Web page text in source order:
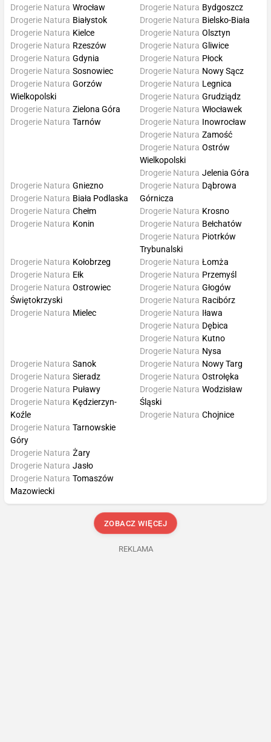
Drogerie Natura Wrocław
Drogerie Natura Bydgoszcz
Drogerie Natura Białystok
Drogerie Natura Kielce
Drogerie Natura Rzeszów
Drogerie Natura Gdynia
Drogerie Natura Bielsko-Biała
Drogerie Natura Olsztyn
Drogerie Natura Gliwice
Drogerie Natura Płock
Drogerie Natura Sosnowiec
Drogerie Natura Gorzów
Wielkopolski
Drogerie Natura Zielona Góra
Drogerie Natura Tarnów
Drogerie Natura Nowy Sącz
Drogerie Natura Legnica
Drogerie Natura Grudziądz
Drogerie Natura Włocławek
Drogerie Natura Inowrocław
Drogerie Natura Zamość
Drogerie Natura Ostrów
Wielkopolski
Drogerie Natura Jelenia Góra
Drogerie Natura Gniezno
Drogerie Natura Biała Podlaska
Drogerie Natura Chełm
Drogerie Natura Konin
Drogerie Natura Dąbrowa
Górnicza
Drogerie Natura Krosno
Drogerie Natura Bełchatów
Drogerie Natura Piotrków
Trybunalski
Drogerie Natura Kołobrzeg
Drogerie Natura Ełk
Drogerie Natura Ostrowiec
Świętokrzyski
Drogerie Natura Mielec
Drogerie Natura Łomża
Drogerie Natura Przemyśl
Drogerie Natura Głogów
Drogerie Natura Racibórz
Drogerie Natura Iława
Drogerie Natura Dębica
Drogerie Natura Kutno
Drogerie Natura Nysa
Drogerie Natura Sanok
Drogerie Natura Sieradz
Drogerie Natura Puławy
Drogerie Natura Kędzierzyn-
Koźle
Drogerie Natura Nowy Targ
Drogerie Natura Ostrołęka
Drogerie Natura Wodzisław
Śląski
Drogerie Natura Chojnice
Drogerie Natura Tarnowskie
Góry
Drogerie Natura Żary
Drogerie Natura Jasło
Drogerie Natura Tomaszów
Mazowiecki
ZOBACZ WIĘCEJ
REKLAMA